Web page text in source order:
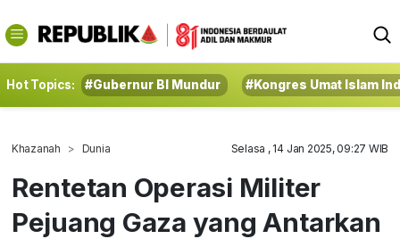
Hot Topics: #Gubernur BI Mundur #Kongres Umat Islam
Khazanah Dunia Selasa , 14 Jan 2025, 09:27 WIB
Rentetan Operasi Militer
Pejuang Gaza yang Antarkan